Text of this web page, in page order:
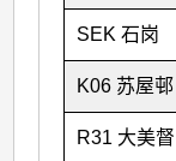
SEK 石岗
K06 苏屋邨
R31 大美督